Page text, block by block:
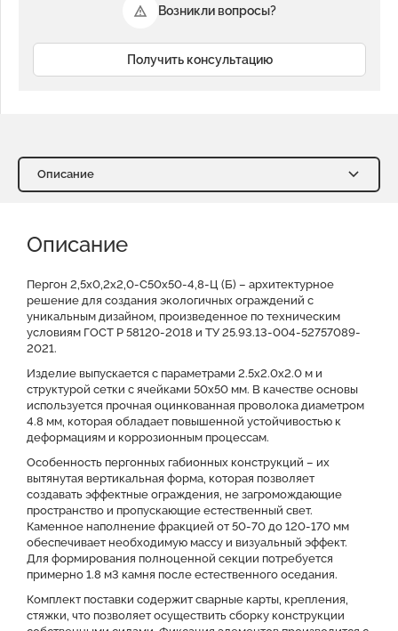
Возникли вопросы?
Получить консультацию
Описание
Доставка и оплата
Преимущества Оставить заявку на КП
Файлы для скачивания
Описание
Пергон 2,5х0,2х2,0-С50х50-4,8-Ц (Б) – архитектурное
решение для создания экологичных ограждений с
уникальным дизайном, произведенное по техническим
условиям ГОСТ Р 58120-2018 и ТУ 25.93.13-004-52757089-
2021.
Изделие выпускается с параметрами 2.5x2.0x2.0 м и
структурой сетки с ячейками 50x50 мм. В качестве основы
используется прочная оцинкованная проволока диаметром
4.8 мм, которая обладает повышенной устойчивостью к
деформациям и коррозионным процессам.
Особенность пергонных габионных конструкций – их
вытянутая вертикальная форма, которая позволяет
создавать эффектные ограждения, не загромождающие
пространство и пропускающие естественный свет.
Каменное наполнение фракцией от 50-70 до 120-170 мм
обеспечивает необходимую массу и визуальный эффект.
Для формирования полноценной секции потребуется
примерно 1.8 м3 камня после естественного оседания.
Комплект поставки содержит сварные карты, крепления,
стяжки, что позволяет осуществить сборку конструкции